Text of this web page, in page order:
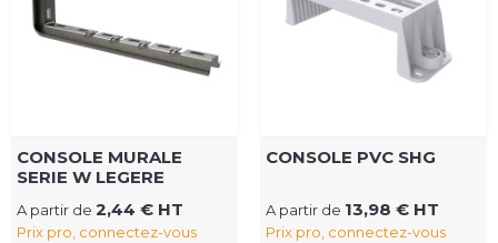
CONSOLE MURALE
SERIE W LEGERE
A partir de 2,44 € HT
Prix pro, connectez-vous
CONSOLE PVC SHG
A partir de 13,98 € HT
Prix pro, connectez-vous